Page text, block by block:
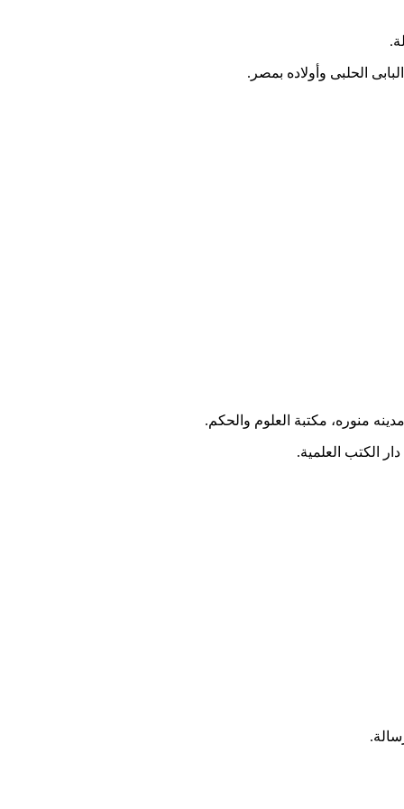
الحلبی وأولاده بمصر.
منوره، مکتبة العلوم والحکم.
الکتب العلمیة.